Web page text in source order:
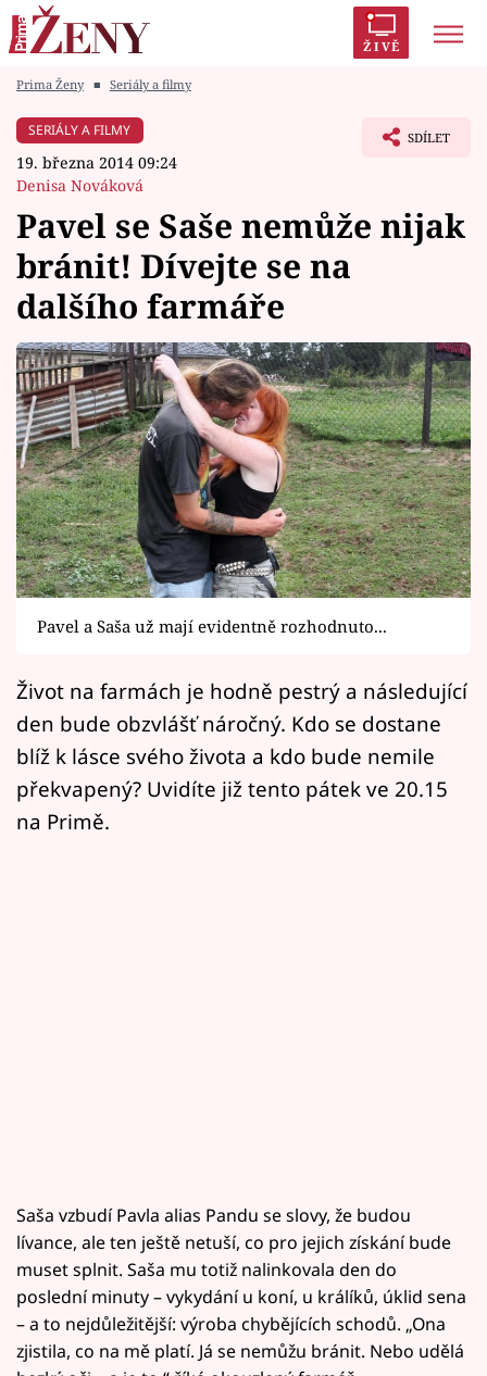
ŽIVĚ
Módní alarm
Témata
Celebrity
Vztahy
Seriály
Horoskopy
Sledujte prima+
Filmový festival Karlovy Vary
Mámy sobě
Přihlášení
Prima Ženy ■ Seriály a filmy
SERIÁLY A FILMY
19. března 2014 09:24
Denisa Nováková
SDÍLET
Pavel se Saše nemůže nijak
bránit! Dívejte se na
dalšího farmáře
Pavel a Saša už mají evidentně rozhodnuto...
Život na farmách je hodně pestrý a následující
den bude obzvlášť náročný. Kdo se dostane
blíž k lásce svého života a kdo bude nemile
překvapený? Uvidíte již tento pátek ve 20.15
na Primě.
Saša vzbudí Pavla alias Pandu se slovy, že budou
lívance, ale ten ještě netuší, co pro jejich získání bude
muset splnit. Saša mu totiž nalinkovala den do
poslední minuty – vykydání u koní, u králíků, úklid sena
– a to nejdůležitější: výroba chybějících schodů. „Ona
zjistila, co na mě platí. Já se nemůžu bránit. Nebo udělá